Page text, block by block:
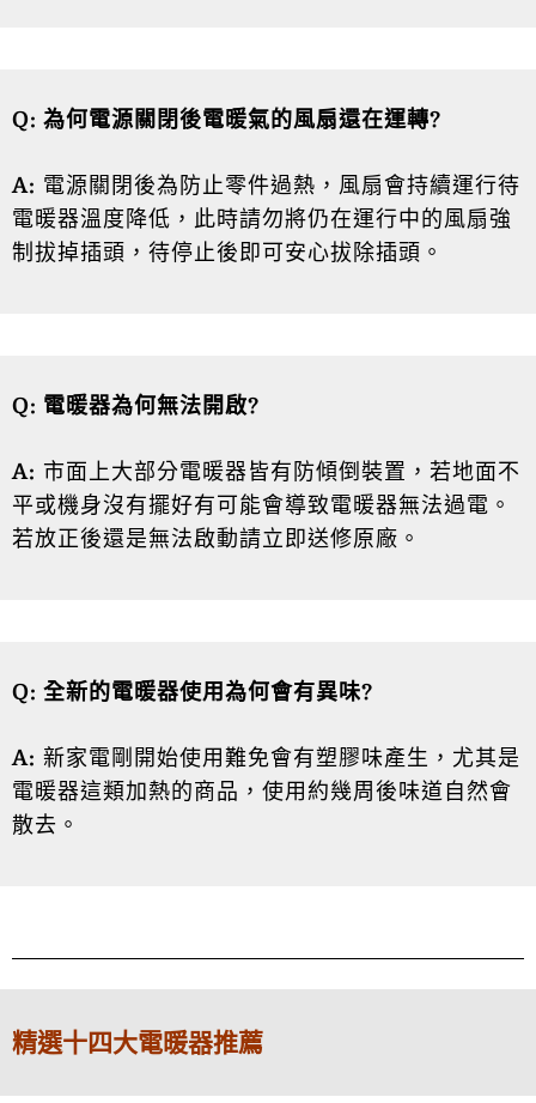
Q: 為何電源關閉後電暖氣的風扇還在運轉?
A: 電源關閉後為防止零件過熱，風扇會持續運行待
電暖器溫度降低，此時請勿將仍在運行中的風扇強
制拔掉插頭，待停止後即可安心拔除插頭。
Q: 電暖器為何無法開啟?
A: 市面上大部分電暖器皆有防傾倒裝置，若地面不
平或機身沒有擺好有可能會導致電暖器無法過電。
若放正後還是無法啟動請立即送修原廠。
Q: 全新的電暖器使用為何會有異味?
A: 新家電剛開始使用難免會有塑膠味產生，尤其是
電暖器這類加熱的商品，使用約幾周後味道自然會
散去。
精選十四大電暖器推薦